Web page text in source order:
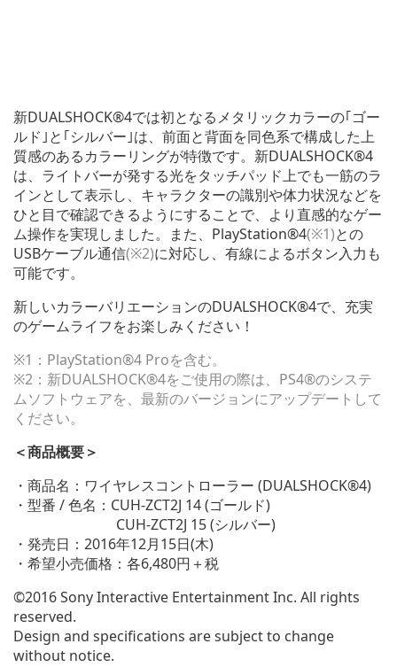
新DUALSHOCK®4では初となるメタリックカラーの｢ゴー
ルド｣と｢シルバー｣は、前面と背面を同色系で構成した上
質感のあるカラーリングが特徴です。新DUALSHOCK®4
は、ライトバーが発する光をタッチパッド上でも一筋のラ
インとして表示し、キャラクターの識別や体力状況などを
ひと目で確認できるようにすることで、より直感的なゲー
ム操作を実現しました。また、PlayStation®4(※1)との
USBケーブル通信(※2)に対応し、有線によるボタン入力も
可能です。
新しいカラーバリエーションのDUALSHOCK®4で、充実
のゲームライフをお楽しみください！
※1：PlayStation®4 Proを含む。
※2：新DUALSHOCK®4をご使用の際は、PS4®のシステ
ムソフトウェアを、最新のバージョンにアップデートして
ください。
＜商品概要＞
・商品名：ワイヤレスコントローラー (DUALSHOCK®4)
・型番 / 色名：CUH-ZCT2J 14 (ゴールド)
CUH-ZCT2J 15 (シルバー)
・発売日：2016年12月15日(木)
・希望小売価格：各6,480円＋税
©2016 Sony Interactive Entertainment Inc. All rights
reserved.
Design and specifications are subject to change
without notice.